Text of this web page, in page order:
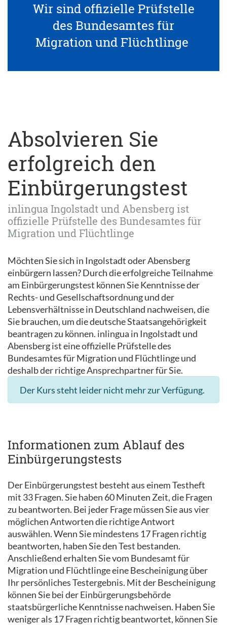
Wir sind offizielle Prüfstelle
des Bundesamtes für
Migration und Flüchtlinge
Absolvieren Sie
erfolgreich den
Einbürgerungstest
inlingua Ingolstadt und Abensberg ist
offizielle Prüfstelle des Bundesamtes für
Migration und Flüchtlinge
Möchten Sie sich in Ingolstadt oder Abensberg
einbürgern lassen? Durch die erfolgreiche Teilnahme
am Einbürgerungstest können Sie Kenntnisse der
Rechts- und Gesellschaftsordnung und der
Lebensverhältnisse in Deutschland nachweisen, die
Sie brauchen, um die deutsche Staatsangehörigkeit
beantragen zu können. inlingua in Ingolstadt und
Abensberg ist eine offizielle Prüfstelle des
Bundesamtes für Migration und Flüchtlinge und
deshalb der richtige Ansprechpartner für Sie.
Der Kurs steht leider nicht mehr zur Verfügung.
Informationen zum Ablauf des
Einbürgerungstests
Der Einbürgerungstest besteht aus einem Testheft
mit 33 Fragen. Sie haben 60 Minuten Zeit, die Fragen
zu beantworten. Bei jeder Frage müssen Sie aus vier
möglichen Antworten die richtige Antwort
auswählen. Wenn Sie mindestens 17 Fragen richtig
beantworten, haben Sie den Test bestanden.
Anschließend erhalten Sie vom Bundesamt für
Migration und Flüchtlinge eine Bescheinigung über
Ihr persönliches Testergebnis. Mit der Bescheinigung
können Sie bei der Einbürgerungsbehörde
staatsbürgerliche Kenntnisse nachweisen. Haben Sie
weniger als 17 Fragen richtig beantwortet, können Sie